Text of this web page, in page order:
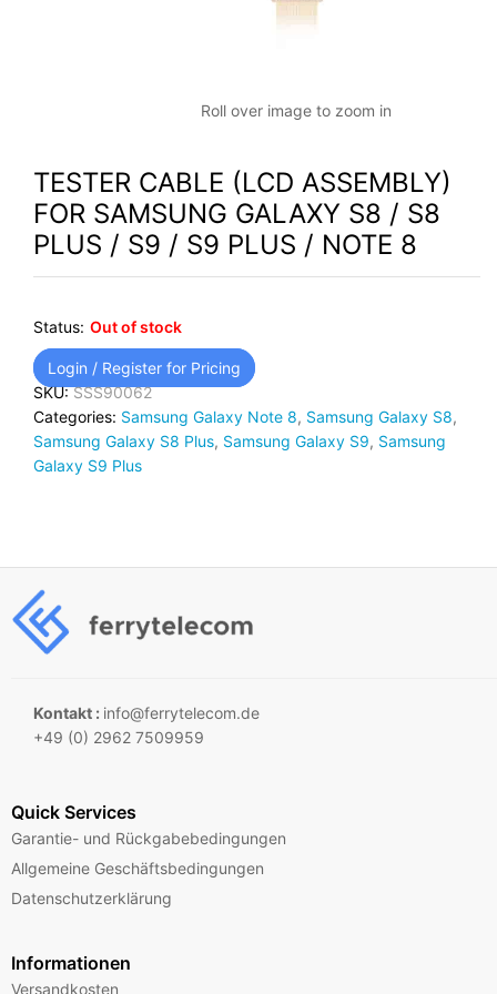
Roll over image to zoom in
TESTER CABLE (LCD ASSEMBLY)
FOR SAMSUNG GALAXY S8 / S8
PLUS / S9 / S9 PLUS / NOTE 8
Status: Out of stock
Login / Register for Pricing
SKU:SSS90062
Categories: Samsung Galaxy Note 8, Samsung Galaxy S8,
Samsung Galaxy S8 Plus, Samsung Galaxy S9, Samsung
Galaxy S9 Plus
Kontakt : info@ferrytelecom.de
+49 (0) 2962 7509959
Quick Services
Garantie- und Rückgabebedingungen
Allgemeine Geschäftsbedingungen
Datenschutzerklärung
Informationen
Versandkosten